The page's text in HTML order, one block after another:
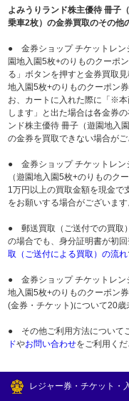
よみうりランド株主優待 冊子
乗車2枚）の金券買取のその他
● 金券ショップ チケットレン
園地入園5枚+のりものクーポ
る」ボタンを押すと金券買取
地入園5枚+のりものクーポン
お、カートに入れた際に「※
します」と出た場合は各金券
ンド株主優待 冊子（遊園地入
の金券を買取できない場合が
● 金券ショップ チケットレン
（遊園地入園5枚+のりものク
1万円以上の買取金額を現金で
をお願いする場合がございます
● 郵送買取（ご送付での買取
の場合でも、身分証明書が初
取（ご送付による買取）の流れ
● 金券ショップ チケットレン
地入園5枚+のりものクーポン
(金券・チケット)について20歳
● その他ご利用方法について
ドやお問い合わせをご利用くだ
レジャー券・チケット・